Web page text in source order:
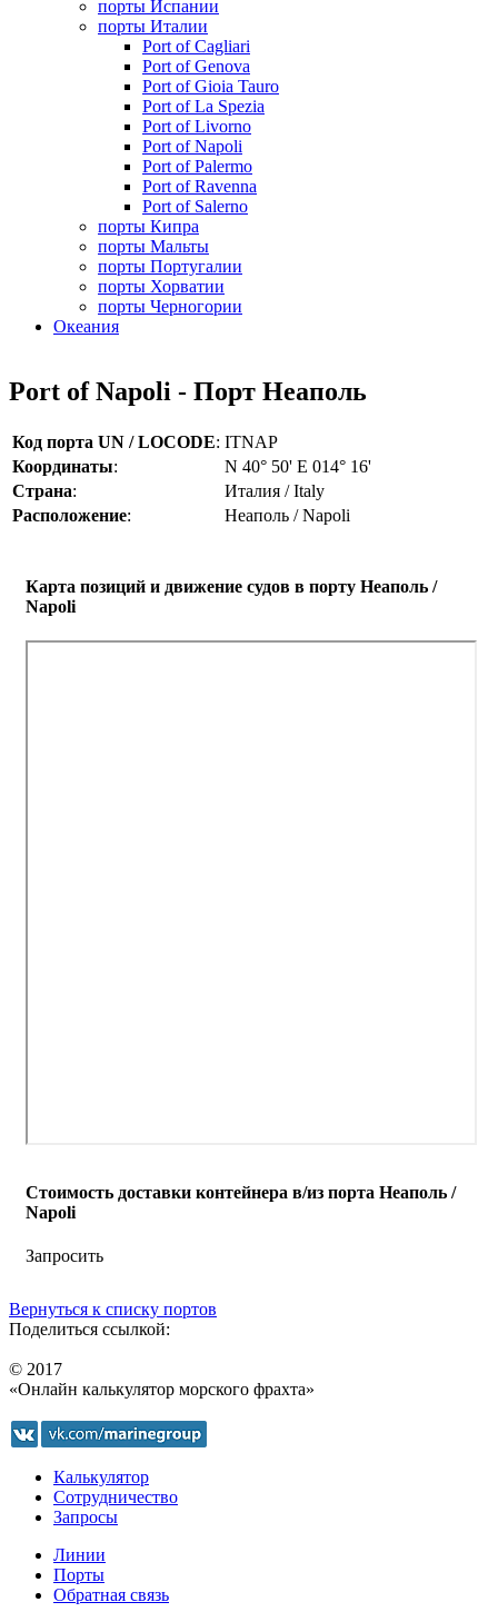
порты Испании
порты Италии
Port of Cagliari
Port of Genova
Port of Gioia Tauro
Port of La Spezia
Port of Livorno
Port of Napoli
Port of Palermo
Port of Ravenna
Port of Salerno
порты Кипра
порты Мальты
порты Португалии
порты Хорватии
порты Черногории
Океания
Port of Napoli - Порт Неаполь
Код порта UN / LOCODE: ITNAP
Координаты:
N 40° 50' E 014° 16'
Страна:
Италия / Italy
Расположение: Неаполь / Napoli
Карта позиций и движение судов в порту Неаполь /
Napoli
Стоимость доставки контейнера в/из порта Неаполь /
Napoli
Запросить
Вернуться к списку портов
Поделиться ссылкой:
© 2017
«Онлайн калькулятор морского фрахта»
Калькулятор
Сотрудничество
Запросы
Линии
Порты
Обратная связь